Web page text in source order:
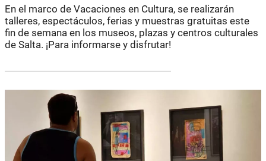
En el marco de Vacaciones en Cultura, se realizarán
talleres, espectáculos, ferias y muestras gratuitas este
fin de semana en los museos, plazas y centros culturales
de Salta. ¡Para informarse y disfrutar!